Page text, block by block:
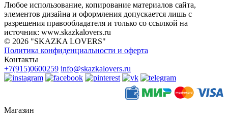
Любое использование, копирование материалов сайта,
элементов дизайна и оформления допускается лишь с
разрешения правообладателя и только со ссылкой на
источник: www.skazkalovers.ru
© 2026 "SKAZKA LOVERS"
Политика конфиденциальности и оферта
Контакты
+7(915)0600259 info@skazkalovers.ru
Магазин